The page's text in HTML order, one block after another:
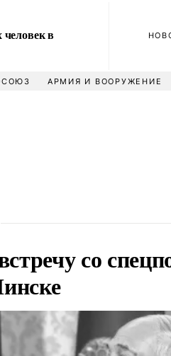
в
АРМИЯ И ВООРУЖЕНИЕ
со